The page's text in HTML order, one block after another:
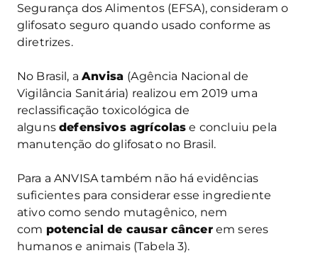
Segurança dos Alimentos (EFSA), consideram o
glifosato seguro quando usado conforme as
diretrizes.
No Brasil, aAnvisa (Agência Nacional de
Vigilância Sanitária) realizou em 2019 uma
reclassificação toxicológica de
algunsdefensivos agrícolas e concluiu pela
manutenção do glifosato no Brasil.
Para a ANVISA também não há evidências
suficientes para considerar esse ingrediente
ativo como sendo mutagênico, nem
com potencial de causar câncerem seres
humanos e animais (Tabela 3).